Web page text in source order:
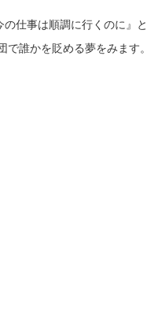
仕事は順調に行くのに』と
で誰かを貶める夢をみます。